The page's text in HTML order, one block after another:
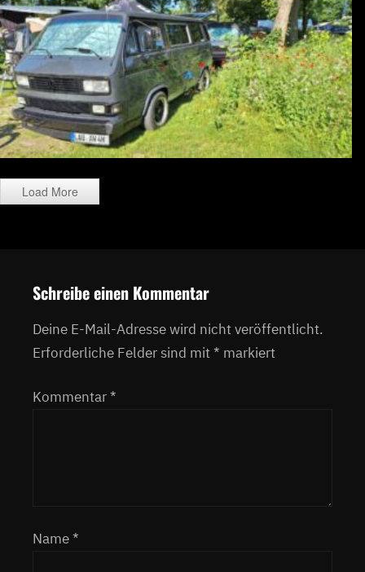
Load More
Schreibe einen Kommentar
Deine E-Mail-Adresse wird nicht veröffentlicht.
Erforderliche Felder sind mit* markiert
Kommentar*
Name*